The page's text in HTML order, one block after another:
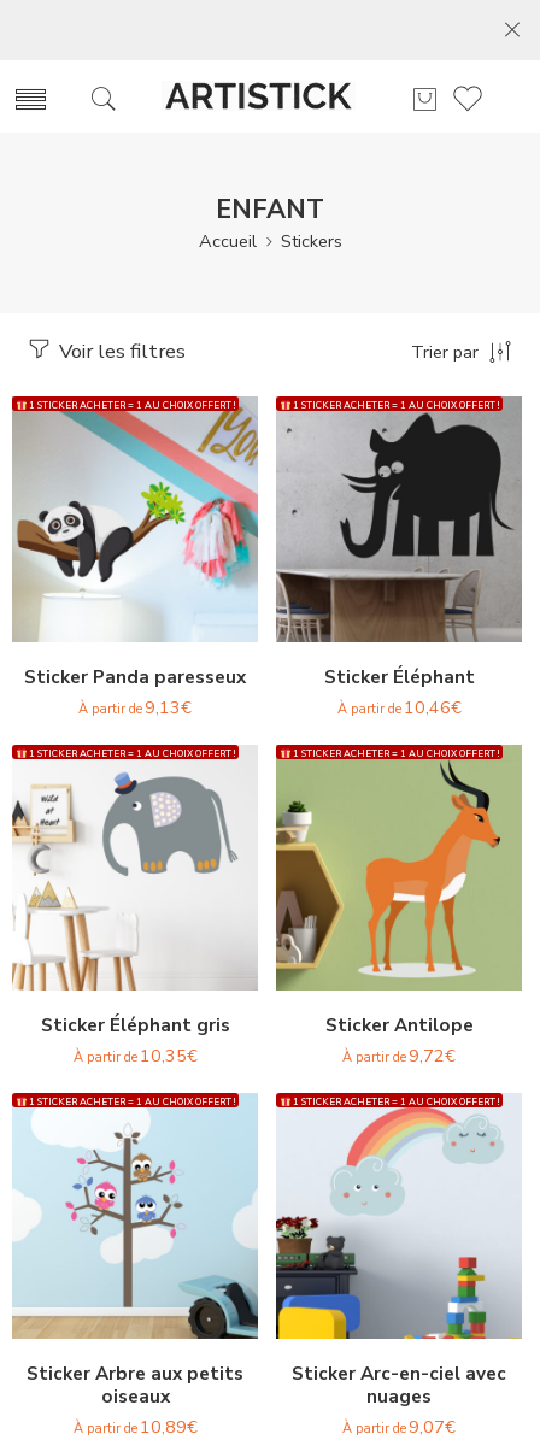
ENFANT
Accueil Stickers
Voir les filtres Trier par
1 STICKER ACHETER = 1 AU CHOIX OFFERT !
Sticker Panda paresseux
À partir de9,13€
1 STICKER ACHETER = 1 AU CHOIX OFFERT !
Sticker Éléphant
À partir de 10,46€
1 STICKER ACHETER = 1 AU CHOIX OFFERT !
Sticker Éléphant gris
À partir de 10,35€
1 STICKER ACHETER = 1 AU CHOIX OFFERT !
Sticker Antilope
À partir de9,72€
1 STICKER ACHETER = 1 AU CHOIX OFFERT !
Sticker Arbre aux petits
oiseaux
À partir de 10,89€
1 STICKER ACHETER = 1 AU CHOIX OFFERT !
Sticker Arc-en-ciel avec
nuages
À partir de9,07€